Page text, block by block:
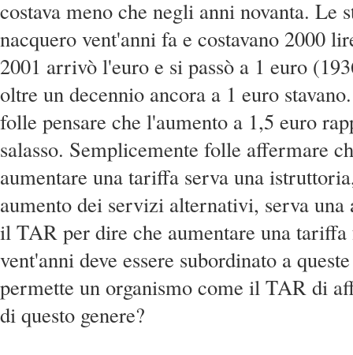
costava meno che negli anni novanta. Le
nacquero vent'anni fa e costavano 2000
2001 arrivò l'euro e si passò a 1 euro
oltre un decennio ancora a 1 euro
folle pensare che l'aumento a 1,5 euro
salasso. Semplicemente folle affermare
aumentare una tariffa serva una
aumento dei servizi alternativi, serva
il TAR per dire che aumentare una tariffa
vent'anni deve essere subordinato a
permette un organismo come il TAR di
di questo genere?